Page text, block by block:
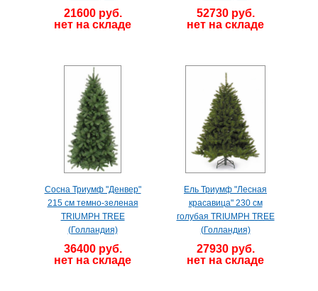
21600 руб.
нет на складе
52730 руб.
нет на складе
Сосна Триумф "Денвер"
215 см темно-зеленая
TRIUMPH TREE
(Голландия)
36400 руб.
нет на складе
Ель Триумф "Лесная
красавица" 230 см
голубая TRIUMPH TREE
(Голландия)
27930 руб.
нет на складе